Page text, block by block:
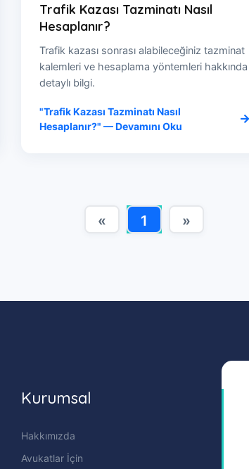
Trafik Kazası Tazminatı Nasıl
Hesaplanır?
Trafik kazası sonrası alabileceğiniz tazminat
kalemleri ve hesaplama yöntemleri hakkında
detaylı bilgi.
"Trafik Kazası Tazminatı Nasıl
Hesaplanır?" — Devamını Oku
« 1 »
Kurumsal
Hakkımızda
Avukatlar İçin